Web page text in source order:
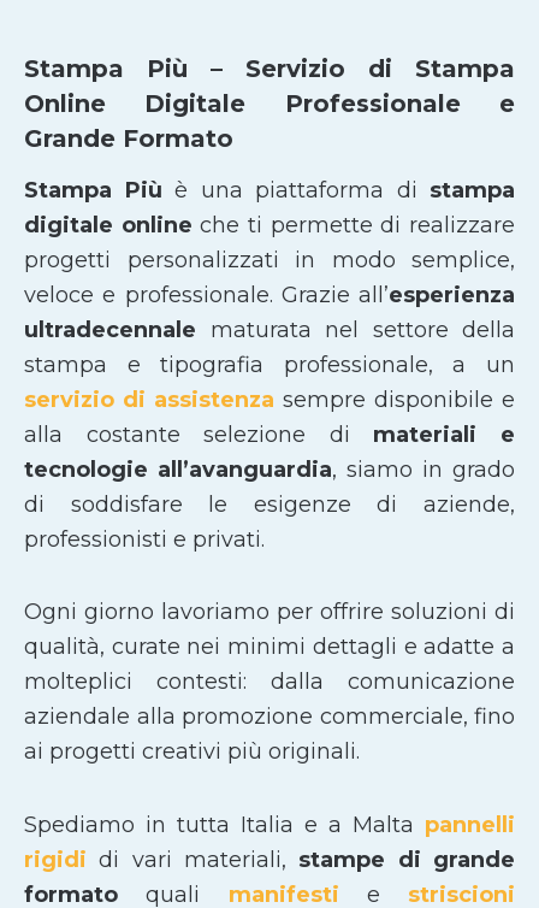
Stampa Più – Servizio di Stampa
Online Digitale Professionale e
Grande Formato
Stampa Più è una piattaforma di stampa
digitale online che ti permette di realizzare
progetti personalizzati in modo semplice,
veloce e professionale. Grazie all’esperienza
ultradecennale maturata nel settore della
stampa e tipografia professionale, a un
servizio di assistenza sempre disponibile e
alla costante selezione di materiali e
tecnologie all’avanguardia, siamo in grado
di soddisfare le esigenze di aziende,
professionisti e privati.
Ogni giorno lavoriamo per offrire soluzioni di
qualità, curate nei minimi dettagli e adatte a
molteplici contesti: dalla comunicazione
aziendale alla promozione commerciale, fino
ai progetti creativi più originali.
Spediamo in tutta Italia e a Malta pannelli
rigididi vari materiali, stampe di grande
formatoquali manifesti e striscioni